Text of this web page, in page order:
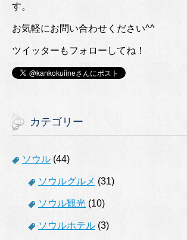
す。
お気軽にお問い合わせください^^
ツイッターもフォローしてね！
カテゴリー
ソウル (44)
ソウルグルメ (31)
ソウル観光 (10)
ソウルホテル (3)